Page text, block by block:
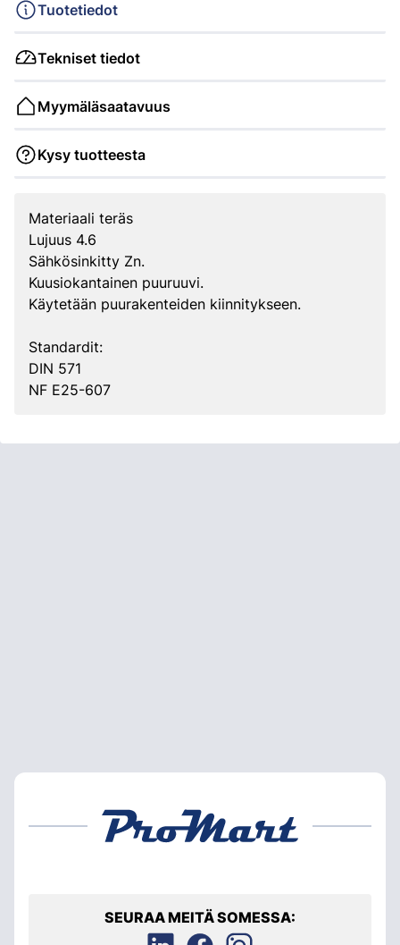
Tuotetiedot
Tekniset tiedot
Myymäläsaatavuus
Kysy tuotteesta
Materiaali teräs
Lujuus 4.6
Sähkösinkitty Zn.
Kuusiokantainen puuruuvi.
Käytetään puurakenteiden kiinnitykseen.
Standardit:
DIN 571
NF E25-607
SEURAA MEITÄ SOMESSA: